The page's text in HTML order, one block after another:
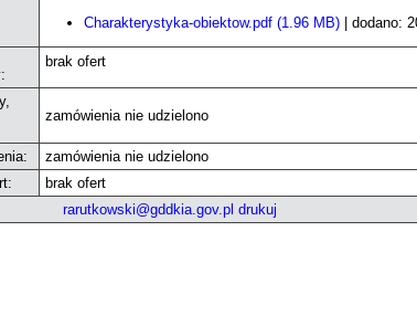
Charakterystyka-obiektow.pdf (1.96 MB) | dodano:
brak ofert
zamówienia nie udzielono
zamówienia nie udzielono
brak ofert
rarutkowski@gddkia.gov.pl drukuj